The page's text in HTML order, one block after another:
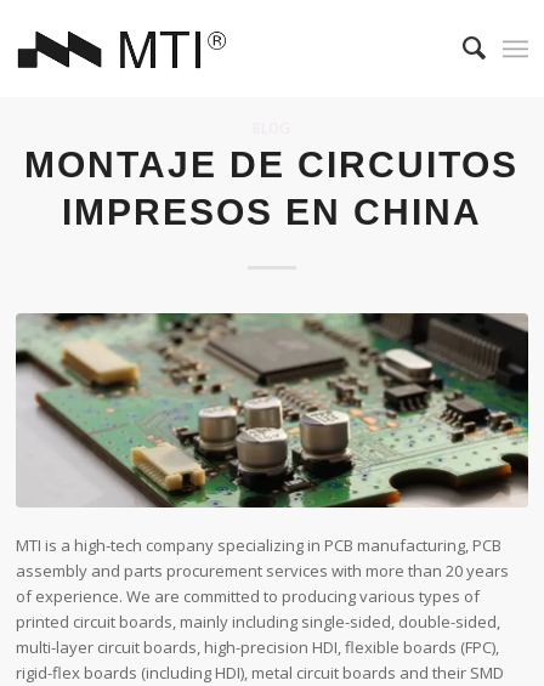
MONTAJE DE CIRCUITOS
IMPRESOS EN CHINA
MTI is a high-tech company specializing in PCB manufacturing, PCB
assembly and parts procurement services with more than 20 years
of experience. We are committed to producing various types of
printed circuit boards, mainly including single-sided, double-sided,
multi-layer circuit boards, high-precision HDI, flexible boards (FPC),
rigid-flex boards (including HDI), metal circuit boards and their SMD